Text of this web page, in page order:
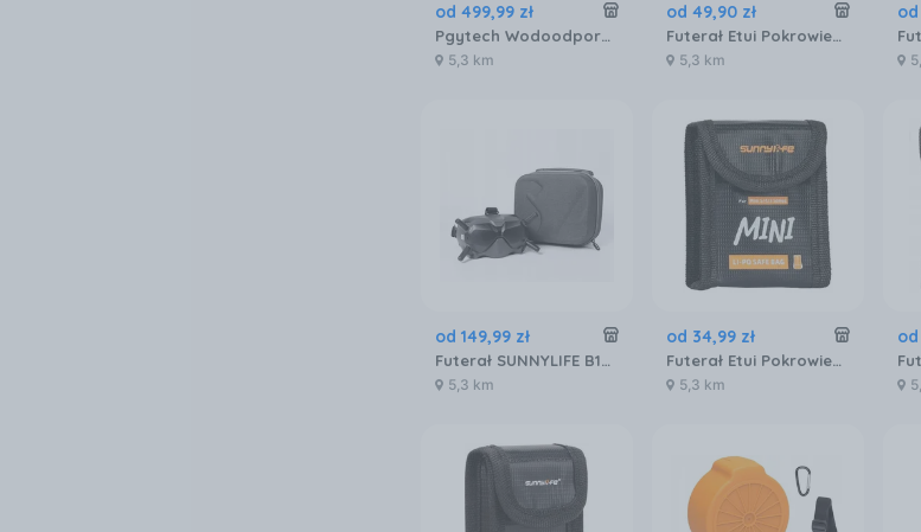
od 499,99 zł
Pgytech Wodoodporna Walizka Do DJI Avata (P-36B-020)
5,3 km
od 49,90 zł
Futerał Etui Pokrowiec 3x AKUMULATOR BATERIA Ognioodporny DJI AIR 3 / 3S / 3 S / A3-DC599-3
5,3 km
od
od 149,99 zł
Futerał SUNNYLIFE B194-D do Dji FPV
5,3 km
od 34,99 zł
Futerał Etui Pokrowiec Ognioodporny 1x AKUMULATOR DJI Mini 5 4 3 Pro Mini 3 / N5P-DC083-1
5,3 km
od